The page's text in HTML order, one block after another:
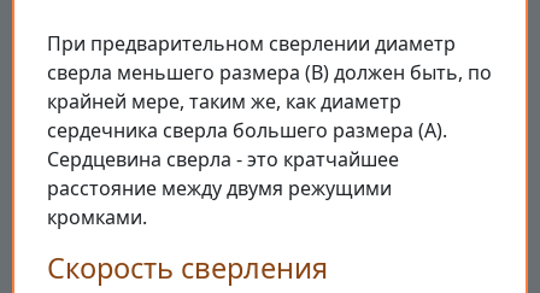
При предварительном сверлении диаметр
сверла меньшего размера (В) должен быть, по
крайней мере, таким же, как диаметр
сердечника сверла большего размера (А).
Сердцевина сверла - это кратчайшее
расстояние между двумя режущими
кромками.
Скорость сверления